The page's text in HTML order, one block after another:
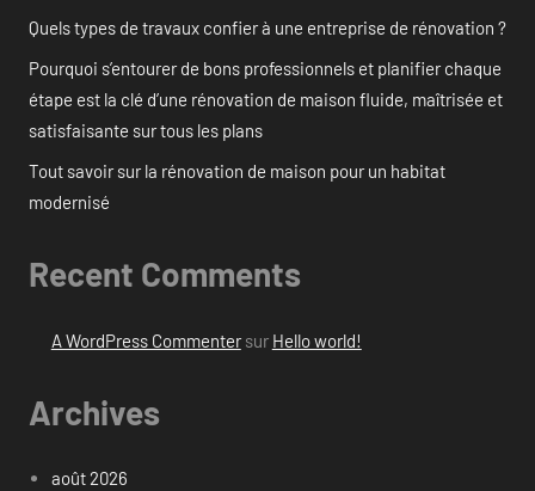
Quels types de travaux confier à une entreprise de rénovation ?
Pourquoi s’entourer de bons professionnels et planifier chaque
étape est la clé d’une rénovation de maison fluide, maîtrisée et
satisfaisante sur tous les plans
Tout savoir sur la rénovation de maison pour un habitat
modernisé
Recent Comments
A WordPress Commentersur Hello world!
Archives
août 2026